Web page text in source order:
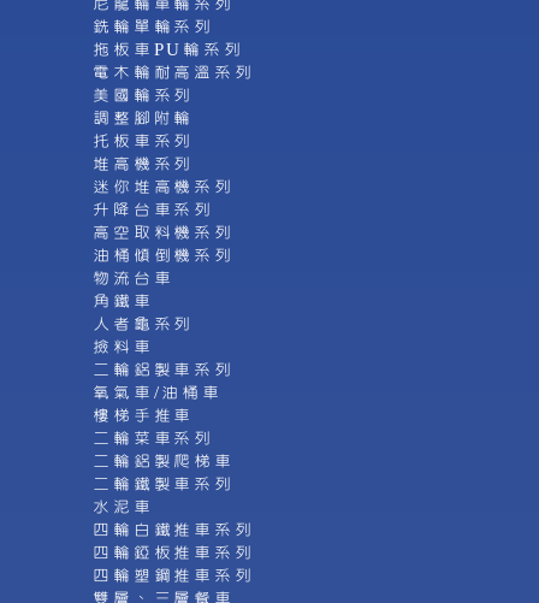
尼龍輪單輪系列
銑輪單輪系列
拖板車PU輪系列
電木輪耐高溫系列
美國輪系列
調整腳附輪
托板車系列
堆高機系列
迷你堆高機系列
升降台車系列
高空取料機系列
油桶傾倒機系列
物流台車
角鐵車
人者龜系列
撿料車
二輪鋁製車系列
氧氣車/油桶車
樓梯手推車
二輪菜車系列
二輪鋁製爬梯車
二輪鐵製車系列
水泥車
四輪白鐵推車系列
四輪錏板推車系列
四輪塑鋼推車系列
雙層、三層餐車